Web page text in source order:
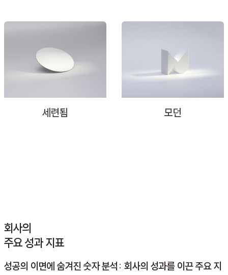
세련됨 모던
회사의
주요 성과 지표
성공의 이면에 숨겨진 숫자 분석: 회사의 성과를 이끈 주요 지